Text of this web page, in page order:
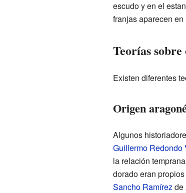
escudo y en el
franjas aparecen
Teorías
Existen diferentes
Origen
Algunos
Guillermo Redondo
la relación
dorado eran
Sancho Ramírezde